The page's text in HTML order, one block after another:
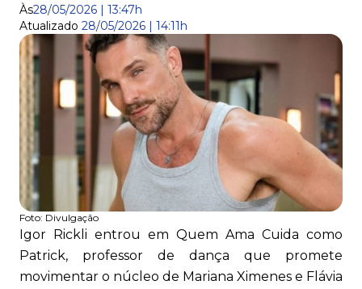
Às28/05/2026 | 13:47h
Atualizado 28/05/2026 | 14:11h
Foto: Divulgação
Igor Rickli entrou em Quem Ama Cuida como
Patrick, professor de dança que promete
movimentar o núcleo de Mariana Ximenes e Flávia